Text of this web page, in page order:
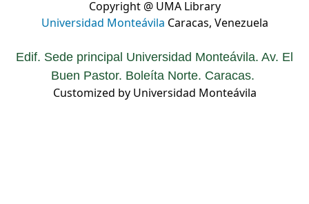
Copyright @ UMA Library
Universidad Monteávila Caracas, Venezuela
Edif. Sede principal Universidad Monteávila. Av. El
Buen Pastor. Boleíta Norte. Caracas.
Customized by Universidad Monteávila